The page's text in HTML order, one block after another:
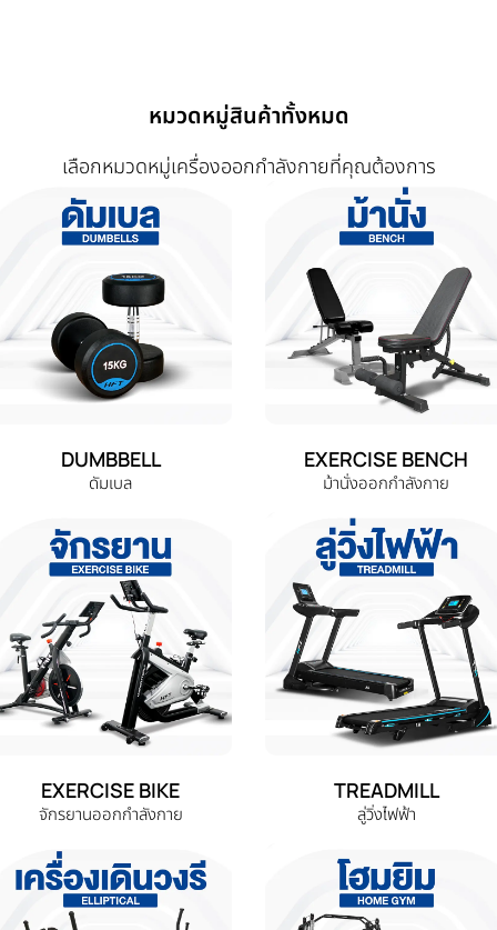
หมวดหมู่สินค้าทั้งหมด
เลือกหมวดหมู่เครื่องออกกำลังกายที่คุณต้องการ
DUMBBELL
ดัมเบล
EXERCISE BENCH
ม้านั่งออกกำลังกาย
EXERCISE BIKE
จักรยานออกกำลังกาย
TREADMILL
ลู่วิ่งไฟฟ้า